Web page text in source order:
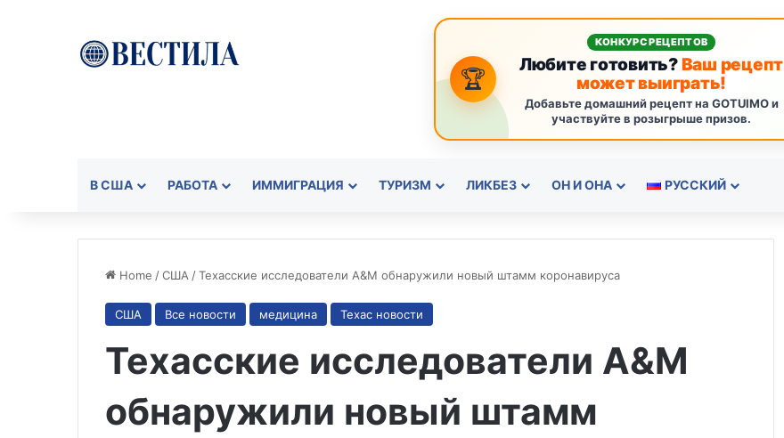
🏆
КОНКУРС РЕЦЕПТОВ
Любите готовить?Ваш рецепт
может выиграть!
Добавьте домашний рецепт на GOTUIMO и
участвуйте в розыгрыше призов.
В США РАБОТА ИММИГРАЦИЯ ТУРИЗМ ЛИКБЕЗ ОН И ОНА РУССКИЙ
Home /США /Техасские исследователи A&M обнаружили новый штамм коронавируса
США Все новости медицина Техас новости
Техасские исследователи A&M
обнаружили новый штамм